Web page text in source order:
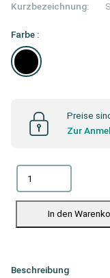
Kurzbezeichnung:
Farbe :
Preise
Zur
In den
Beschreibung